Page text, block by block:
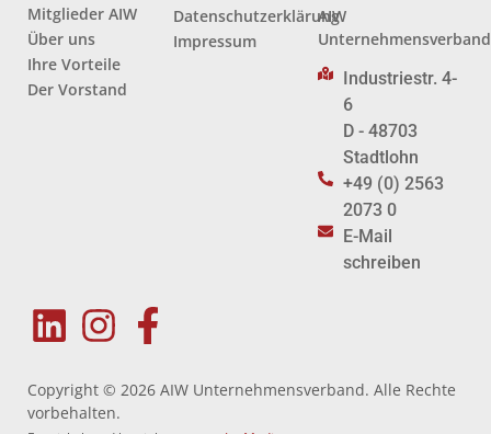
Mitglieder AIW
Über uns
Ihre Vorteile
Der Vorstand
Datenschutzerklärung
Impressum
AIW
Unternehmensverband
Industriestr. 4-
6
D - 48703
Stadtlohn
+49 (0) 2563
2073 0
E-Mail
schreiben
Copyright © 2026 AIW Unternehmensverband. Alle Rechte
vorbehalten.